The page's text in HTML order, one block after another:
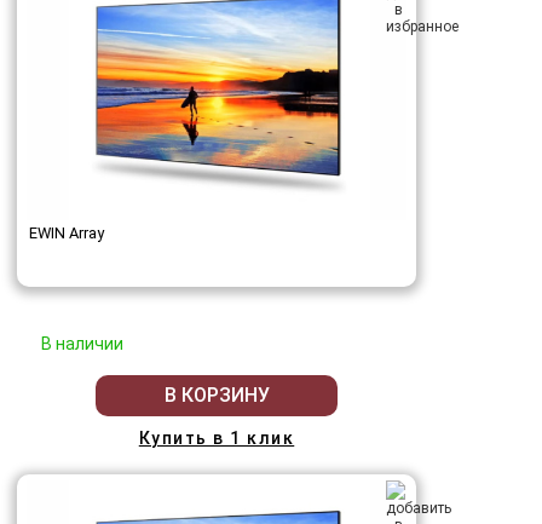
EWIN Array
В наличии
В КОРЗИНУ
Купить в 1 клик